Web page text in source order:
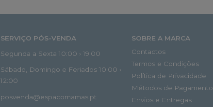
SERVIÇO PÓS-VENDA
Segunda a Sexta 10:00 › 19:00
Sábado, Domingo e Feriados 10:00 ›
12:00
posvenda@espacomamas.pt
SOBRE A MARCA
Contactos
Termos e Condições
Política de Privacidade
Métodos de Pagamento
Envios e Entregas